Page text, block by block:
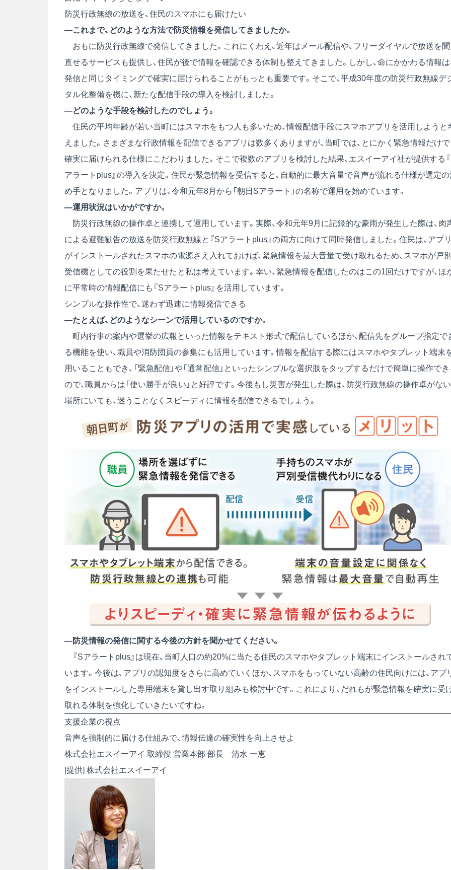
防災行政無線の放送を、住民のスマホにも届けたい
―これまで、どのような方法で防災情報を発信してきましたか。
おもに防災行政無線で発信してきました。これにくわえ、近年はメール配信や、フリーダイヤルで放送を聞
直せるサービスも提供し、住民が後で情報を確認できる体制も整えてきました。しかし、命にかかわる情報は
発信と同じタイミングで確実に届けられることがもっとも重要です。そこで、平成30年度の防災行政無線デ
タル化整備を機に、新たな配信手段の導入を検討しました。
―どのような手段を検討したのでしょう。
住民の平均年齢が若い当町にはスマホをもつ人も多いため、情報配信手段にスマホアプリを活用しようと
えました。さまざまな行政情報を配信できるアプリは数多くありますが、当町では、とにかく緊急情報だけで
確実に届けられる仕様にこだわりました。そこで複数のアプリを検討した結果、エスイーアイ社が提供する
アラートplus』の導入を決定。住民が緊急情報を受信すると、自動的に最大音量で音声が流れる仕様が選定
め手となりました。アプリは、令和元年8月から「朝日Sアラート」の名称で運用を始めています。
―運用状況はいかがですか。
防災行政無線の操作卓と連携して運用しています。実際、令和元年9月に記録的な豪雨が発生した際は、肉
による避難勧告の放送を防災行政無線と『Sアラートplus』の両方に向けて同時発信しました。住民は、アプリ
がインストールされたスマホの電源さえ入れておけば、緊急情報を最大音量で受け取れるため、スマホが戸別
受信機としての役割を果たせたと私は考えています。幸い、緊急情報を配信したのはこの1回だけですが、ほ
に平常時の情報配信にも『Sアラートplus』を活用しています。
シンプルな操作性で、迷わず迅速に情報発信できる
―たとえば、どのようなシーンで活用しているのですか。
町内行事の案内や選挙の広報といった情報をテキスト形式で配信しているほか、配信先をグループ指定で
る機能を使い、職員や消防団員の参集にも活用しています。情報を配信する際にはスマホやタブレット端末
用いることもでき、「緊急配信」や「通常配信」といったシンプルな選択肢をタップするだけで簡単に操作でき
ので、職員からは「使い勝手が良い」と好評です。今後もし災害が発生した際は、防災行政無線の操作卓がない
場所にいても、迷うことなくスピーディに情報を配信できるでしょう。
―防災情報の発信に関する今後の方針を聞かせてください。
『Sアラートplus』は現在、当町人口の約20%に当たる住民のスマホやタブレット端末にインストールされ
います。今後は、アプリの認知度をさらに高めていくほか、スマホをもっていない高齢の住民向けには、アプ
をインストールした専用端末を貸し出す取り組みも検討中です。これにより、だれもが緊急情報を確実に受
取れる体制を強化していきたいですね。
支援企業の視点
音声を強制的に届ける仕組みで、情報伝達の確実性を向上させよ
株式会社エスイーアイ 取締役 営業本部 部長 清水 一恵
[提供] 株式会社エスイーアイ